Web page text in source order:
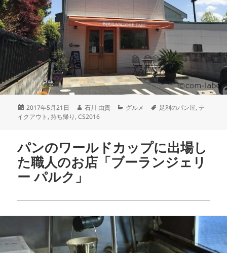
2017年5月21日 石川 由貴 グルメ 足利のパン屋, テ
イクアウト ,持ち帰り ,CS2016
パンのワールドカップに出場し
た職人のお店「ブーランジェリ
ー パルク」